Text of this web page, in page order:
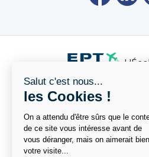
Nos formations
Toutes nos
BAC+2